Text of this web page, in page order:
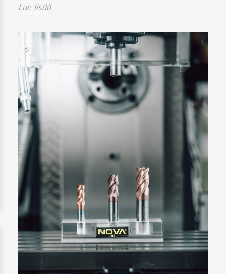
Lastuavien työkalujen valinta metallintyöstössä –
keskeiset tekijät ja käytännön ohjeet
Metallintyöstössä lastuavien työkalujen oikea valinta on
yksi merkittävimmistä tekijöistä tuotannon tehokkuuden,...
Lue lisää
Lue lisää